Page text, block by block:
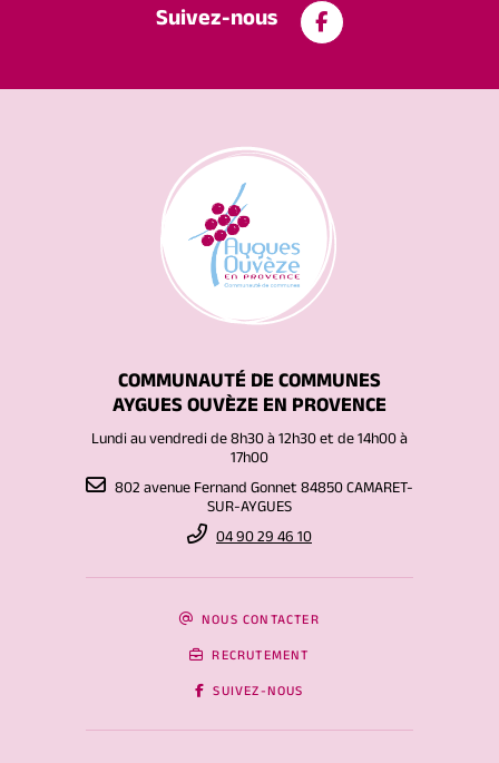
Suivez-nous
COMMUNAUTÉ DE COMMUNES
AYGUES OUVÈZE EN PROVENCE
Lundi au vendredi de 8h30 à 12h30 et de 14h00 à
17h00
802 avenue Fernand Gonnet 84850 CAMARET-
SUR-AYGUES
04 90 29 46 10
NOUS CONTACTER
RECRUTEMENT
SUIVEZ-NOUS